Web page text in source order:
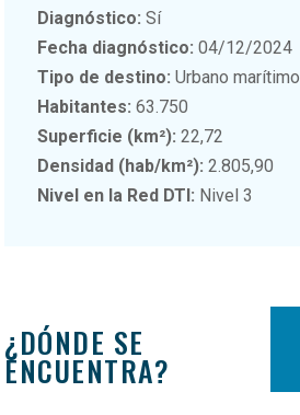
Diagnóstico: Sí
Fecha diagnóstico: 04/12/2024
Tipo de destino: Urbano marítimo
Habitantes: 63.750
Superficie (km²): 22,72
Densidad (hab/km²): 2.805,90
Nivel en la Red DTI: Nivel 3
¿DÓNDE SE
ENCUENTRA?